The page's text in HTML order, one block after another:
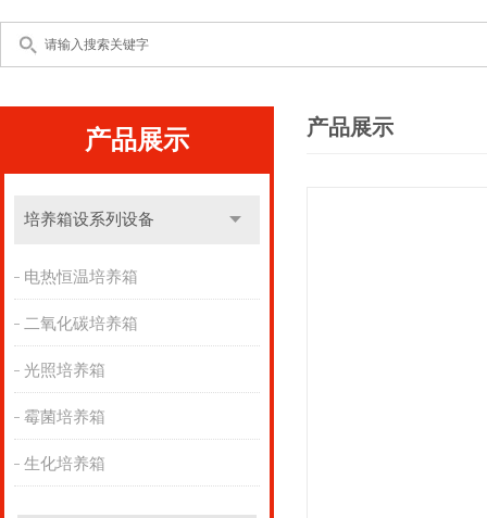
产品展示
培养箱设系列设备
电热恒温培养箱
二氧化碳培养箱
光照培养箱
霉菌培养箱
生化培养箱
产品展示